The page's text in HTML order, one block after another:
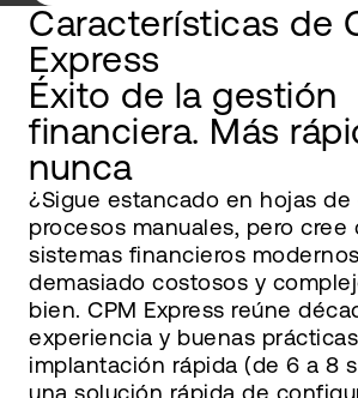
Características de
Express
Éxito de la gestión
financiera. Más
nunca
¿Sigue estancado en hojas de
procesos manuales, pero cree
sistemas financieros
demasiado costosos y
bien. CPM Express reúne
experiencia y buenas
implantación rápida (de 6 a 8
una solución rápida de